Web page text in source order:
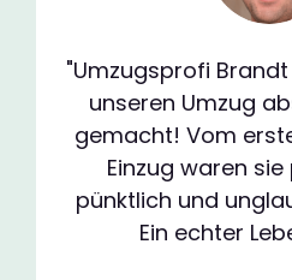
"Umzugsprofi
unseren Umzug
gemacht! Vom
Einzug waren
pünktlich und
Ein echter